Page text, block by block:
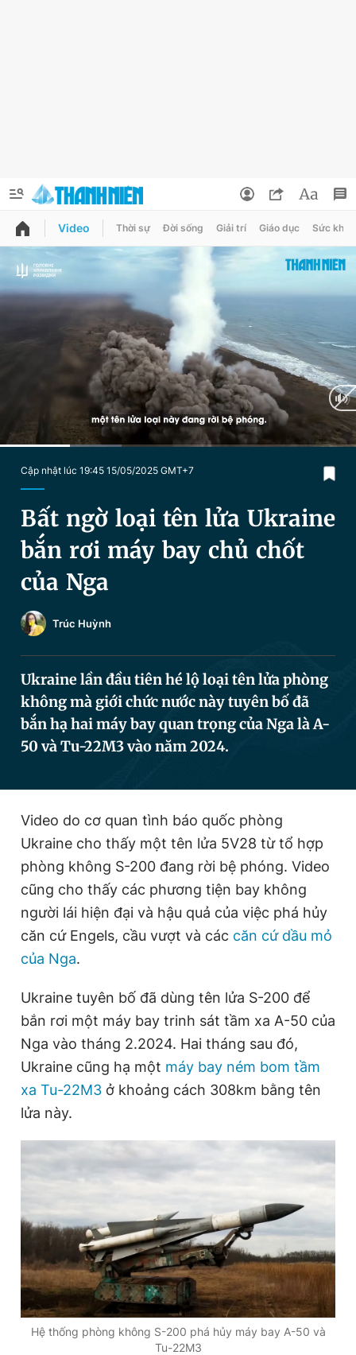
QUẢNG CÁO
Chuyên mục khác
Chào ngày mới Tin 24h
Video Magazine
Sản phẩm khác
Theo dõi báo trên
Hotline
0906 645 777
Liên hệ quảng cáo
0908 780 404
Đặt báo
Tổng biên tập: Nguyễn Ngọc Toàn
Phó tổng biên tập thường trực: Hải Thành
Phó tổng biên tập: Lâm Hiếu Dũng
Phó tổng biên tập: Trần Việt Hưng
Giấy phép xuất bản số 110/GP - BTTTT cấp ngày 24.3.2020
© 2003-2026 Bản quyền thuộc về Báo Thanh Niên. Cấm sao
chép dưới mọi hình thức nếu không có sự chấp thuận bằng văn
Thông tin tài khoản
Tin đã lưu
Tin đã xem
Đăng xuất
Video Thời sự Đời sống Giải trí Giáo dục Sức khỏe
Cập nhật lúc 19:45 15/05/2025 GMT+7
Bất ngờ loại tên lửa Ukraine
bắn rơi máy bay chủ chốt
của Nga
Trúc Huỳnh
Ukraine lần đầu tiên hé lộ loại tên lửa phòng
không mà giới chức nước này tuyên bố đã
bắn hạ hai máy bay quan trọng của Nga là A-
50 và Tu-22M3 vào năm 2024.
Video do cơ quan tình báo quốc phòng
Ukraine cho thấy một tên lửa 5V28 từ tổ hợp
phòng không S-200 đang rời bệ phóng. Video
cũng cho thấy các phương tiện bay không
người lái hiện đại và hậu quả của việc phá hủy
căn cứ Engels, cầu vượt và các căn cứ dầu mỏ
của Nga.
Ukraine tuyên bố đã dùng tên lửa S-200 để
bắn rơi một máy bay trinh sát tầm xa A-50 của
Nga vào tháng 2.2024. Hai tháng sau đó,
Ukraine cũng hạ một máy bay ném bom tầm
xa Tu-22M3 ở khoảng cách 308km bằng tên
lửa này.
Hệ thống phòng không S-200 phá hủy máy bay A-50 và
Tu-22M3